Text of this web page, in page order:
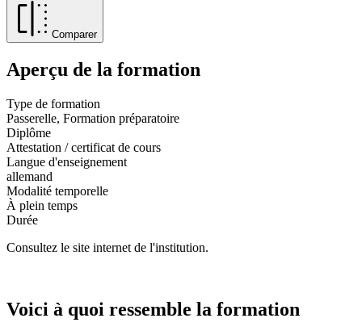
Comparer
Aperçu de la formation
Type de formation
Passerelle, Formation préparatoire
Diplôme
Attestation / certificat de cours
Langue d'enseignement
allemand
Modalité temporelle
À plein temps
Durée
Consultez le site internet de l'institution.
Voici à quoi ressemble la formation